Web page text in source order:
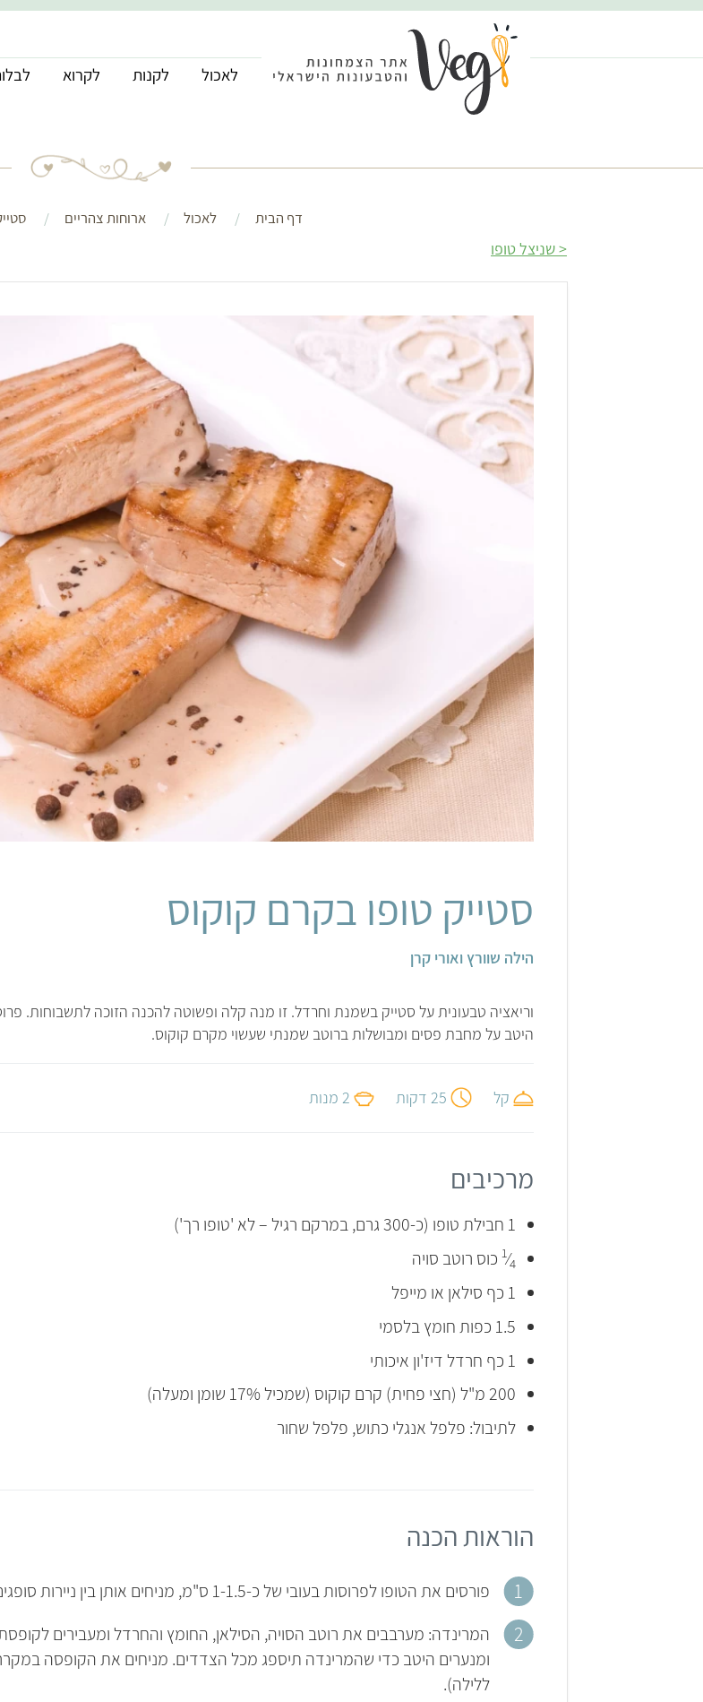
לאכול לקנות לקרוא
דף הבית לאכול ארוחות צהריים
שניצל טופו
סטייק טופו בקרם קוקוס
הילה שוורץ ואורי קרן
וריאציה טבעונית על סטייק בשמנת וחרדל. זו מנה קלה ופשוטה להכנה הזוכה לתשבוחות.
היטב על מחבת פסים ומבושלות ברוטב שמנתי שעשוי מקרם קוקוס.
קל 25 דקות 2 מנות
מרכיבים
1 חבילת טופו (כ-300 גרם, במרקם רגיל – לא 'טופו רך')
1⁄4
כוס רוטב סויה
1 כף סילאן או מייפל
1.5 כפות חומץ בלסמי
1 כף חרדל דיז'ון איכותי
200 מ"ל (חצי פחית) קרם קוקוס (שמכיל 17% שומן ומעלה)
לתיבול: פלפל אנגלי כתוש, פלפל שחור
הוראות הכנה
פורסים את הטופו לפרוסות בעובי של כ-1-1.5 ס"מ, מניחים אותן בין ניירות סופגים ולוחצים מעט כדי לספוג את המים.
המרינדה: מערבבים את רוטב הסויה, הסילאן, החומץ והחרדל ומעבירים
ומנערים היטב כדי שהמרינדה תיספג מכל הצדדים. מניחים את הקופסה
ללילה).